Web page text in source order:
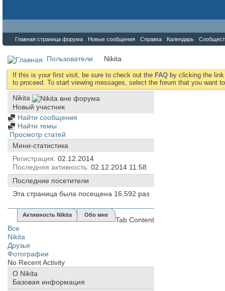
Главная страница форума Новые сообщения Справка Календарь
Пользователи Nikita
If this is your first visit, be sure to check out the FAQ by clicking the
to proceed. To start viewing messages, select the forum that you want
Nikita
Новый участник
Найти сообщения
Найти темы
Просмотр статей
Мини-статистика
Регистрация 02.12.2014
Последняя активность 02.12.2014 11:58
Последние посетители
Эта страница была посещена 16,592 раз
Активность Nikita Обо мне
Tab Content
Все
Nikita
Друзья
Фотографии
No Recent Activity
О Nikita
Базовая информация